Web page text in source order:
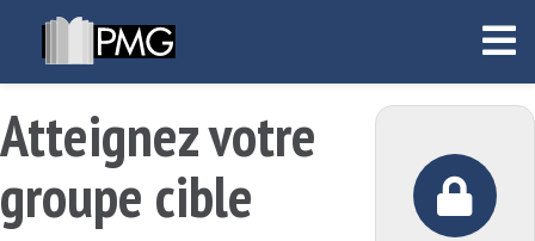
Atteignez votre
groupe cible